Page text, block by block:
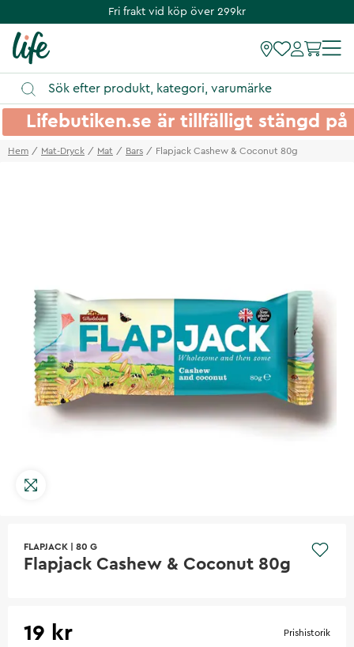
Fri frakt vid köp över 299kr
Lifebutiken.se är tillfälligt stängd
Hem Mat-Dryck Mat Bars Flapjack Cashew & Coconut 80g
FLAPJACK 80 G
Flapjack Cashew & Coconut 80g
19 kr Prishistorik